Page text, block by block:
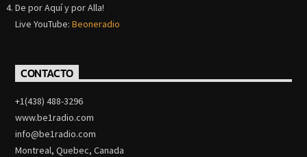
De por Aquí y por Alla!
Live YouTube:Beoneradio
CONTACTO
+1(438) 488-3296
www.be1radio.com
info@be1radio.com
Montreal, Quebec, Canada